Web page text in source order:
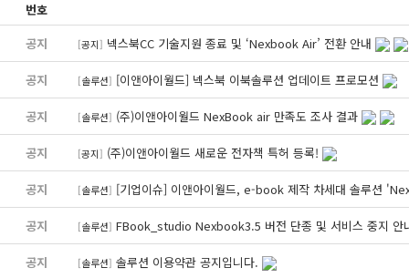
번호
공지
[공지] 넥스북CC 기술지원 종료 및 ‘Nexbook Air’ 전환 안내
공지 [솔루션] [이앤아이월드] 넥스북 이북솔루션 업데이트 프로모션
공지 [솔루션] (주)이앤아이월드 NexBook air 만족도 조사 결과
공지 [공지] (주)이앤아이월드 새로운 전자책 특허 등록!
공지 [솔루션] [기업이슈] 이앤아이월드, e-book 제작 차세대 솔루션
공지 [솔루션] FBook_studio Nexbook3.5 버전 단종 및 서비스 중지 안
공지 [솔루션] 솔루션 이용약관 공지입니다.